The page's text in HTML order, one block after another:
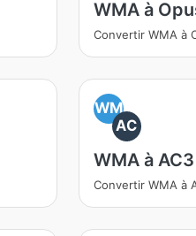
WMA à
Convertir WMA à
WM
AC
WMA à AC3
Convertir WMA à